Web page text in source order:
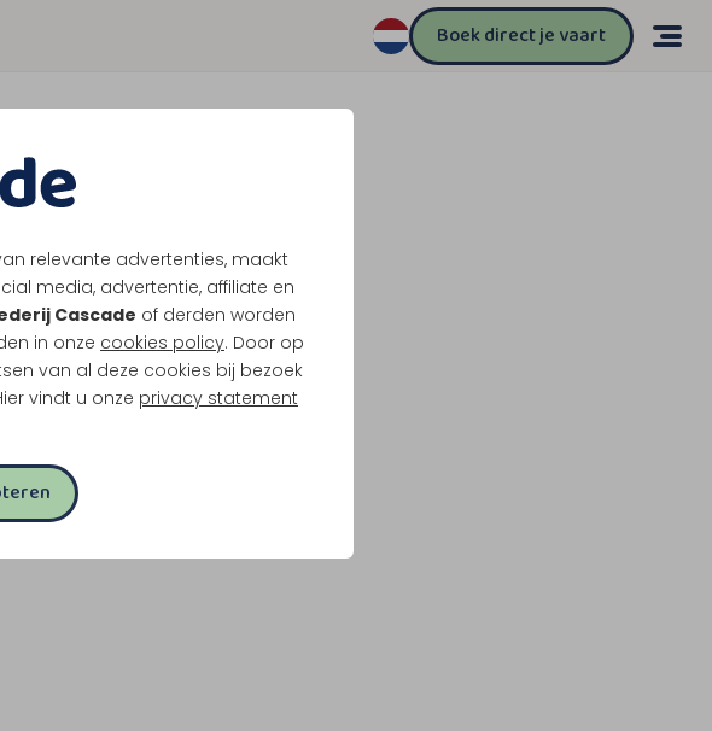
relevante advertenties, maakt
media, advertentie, affiliate en
Cascade of derden worden
in onze cookies policy. Door op
van al deze cookies bij bezoek
vindt u onze privacy statement
Boek direct je vaart